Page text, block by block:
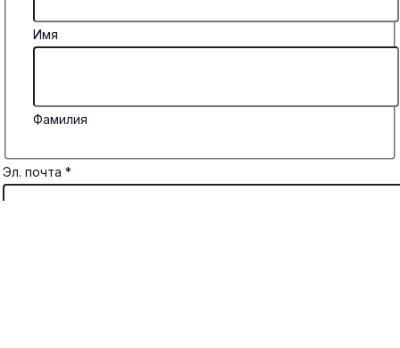
Имя
Фамилия
Эл. почта *